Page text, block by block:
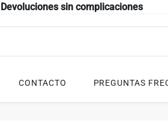
sin complicaciones
CONTACTO PREGUNTAS